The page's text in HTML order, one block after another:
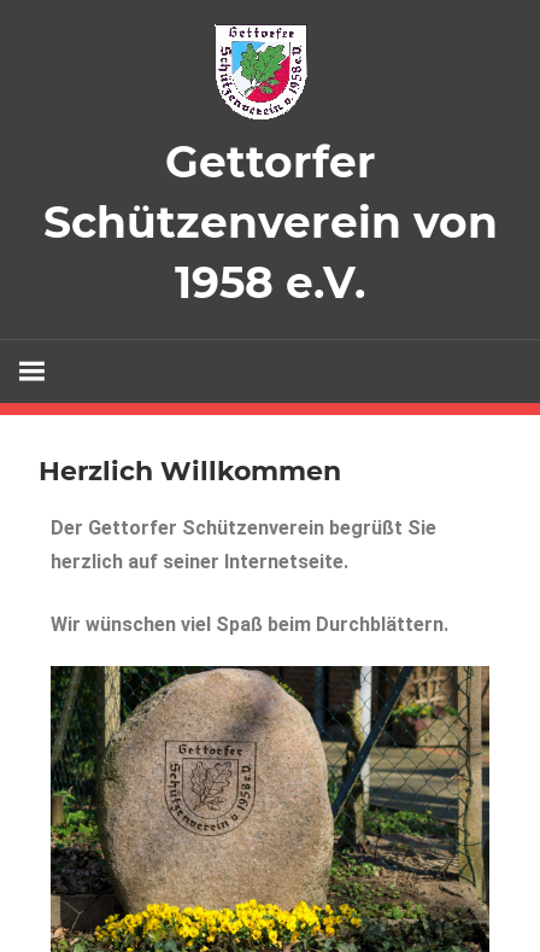
Gettorfer
Schützenverein von
1958 e.V.
Herzlich Willkommen
Der Gettorfer Schützenverein begrüßt Sie
herzlich auf seiner Internetseite.
Wir wünschen viel Spaß beim Durchblättern.